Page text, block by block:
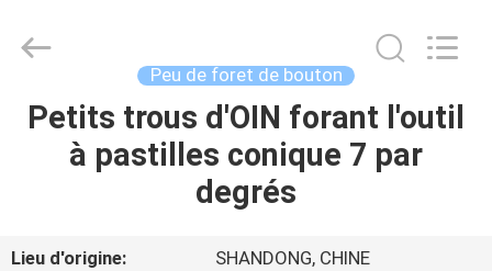
MAISON
(Beijing)
Rights
Reserved.
Peu de foret de bouton
Petits trous d'OIN forant l'outil
à pastilles conique 7 par
degrés
Lieu d'origine:
SHANDONG, CHINE